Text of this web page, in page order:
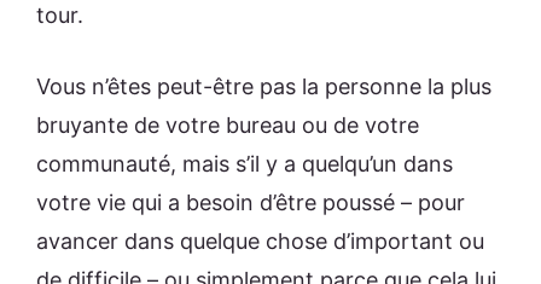
tour.
Vous n’êtes peut-être pas la personne la plus
bruyante de votre bureau ou de votre
communauté, mais s’il y a quelqu’un dans
votre vie qui a besoin d’être poussé – pour
avancer dans quelque chose d’important ou